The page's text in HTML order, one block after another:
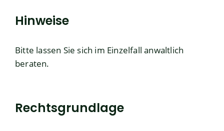
Hinweise
Bitte lassen Sie sich im Einzelfall anwaltlich
beraten.
Rechtsgrundlage